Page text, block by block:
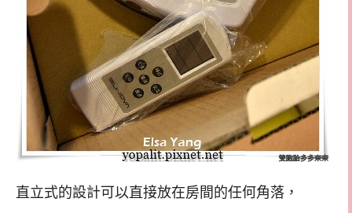
直立式的設計可以直接放在房間的任何角落，